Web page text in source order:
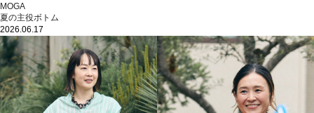
MOGA
夏の主役ボトム
2026.06.17